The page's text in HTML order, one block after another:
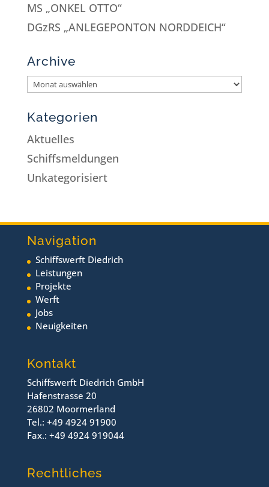
MS „ONKEL OTTO“
DGzRS „ANLEGEPONTON NORDDEICH“
Archive
Kategorien
Aktuelles
Schiffsmeldungen
Unkategorisiert
Navigation
Schiffswerft Diedrich
Leistungen
Projekte
Werft
Jobs
Neuigkeiten
Kontakt
Schiffswerft Diedrich GmbH
Hafenstrasse 20
26802 Moormerland
Tel.: +49 4924 91900
Fax.: +49 4924 919044
Rechtliches